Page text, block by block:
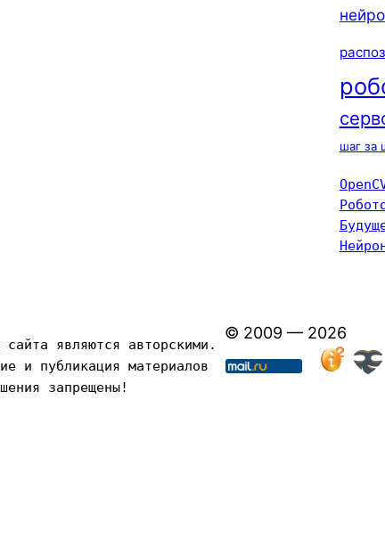
шаг за
сайта являются авторскими.
и публикация материалов
запрещены!
© 2009 — 2026